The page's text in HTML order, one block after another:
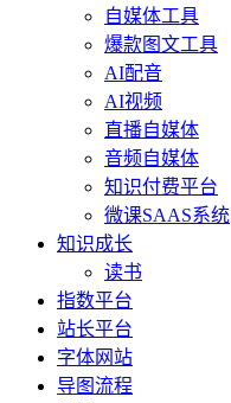
自媒体工具
爆款图文工具
AI配音
AI视频
直播自媒体
音频自媒体
知识付费平台
微课SAAS系统
知识成长
读书
指数平台
站长平台
字体网站
导图流程